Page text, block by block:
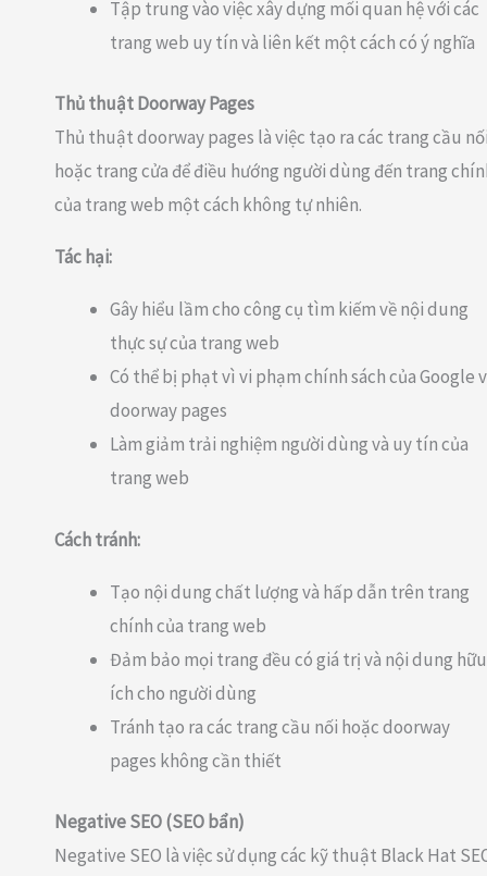
Tập trung vào việc xây dựng mối quan hệ với các
trang web uy tín và liên kết một cách có ý nghĩa
Thủ thuật Doorway Pages
Thủ thuật doorway pages là việc tạo ra các trang cầu
hoặc trang cửa để điều hướng người dùng đến trang
của trang web một cách không tự nhiên.
Tác hại:
Gây hiểu lầm cho công cụ tìm kiếm về nội dung
thực sự của trang web
Có thể bị phạt vì vi phạm chính sách của Google
doorway pages
Làm giảm trải nghiệm người dùng và uy tín của
trang web
Cách tránh:
Tạo nội dung chất lượng và hấp dẫn trên trang
chính của trang web
Đảm bảo mọi trang đều có giá trị và nội dung hữu
ích cho người dùng
Tránh tạo ra các trang cầu nối hoặc doorway
pages không cần thiết
Negative SEO (SEO bẩn)
Negative SEO là việc sử dụng các kỹ thuật Black Hat